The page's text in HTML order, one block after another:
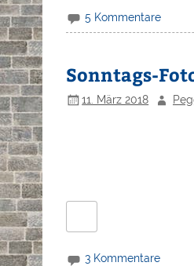
5 Kommentare
Sonntags-
11. März 2018
3 Kommentare